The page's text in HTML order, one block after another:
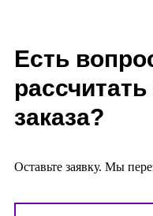
Есть
заказа?
Оставьте заявку. Мы